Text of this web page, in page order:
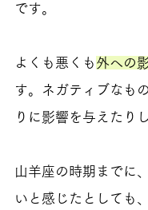
です。
よくも悪くも 外への
す。ネガティブなも
りに影響を与えたり
山羊座の時期までに
いと感じたとしても